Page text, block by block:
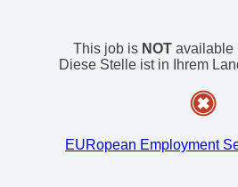
This job is NOT available
Diese Stelle ist in Ihrem
EURopean Employment